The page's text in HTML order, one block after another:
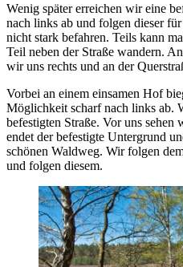
Wenig später erreichen wir eine
nach links ab und folgen dieser
nicht stark befahren. Teils kann
Teil neben der Straße wandern.
wir uns rechts und an der
Vorbei an einem einsamen Hof
Möglichkeit scharf nach links ab.
befestigten Straße. Vor uns
endet der befestigte Untergrund
schönen Waldweg. Wir folgen
und folgen diesem.